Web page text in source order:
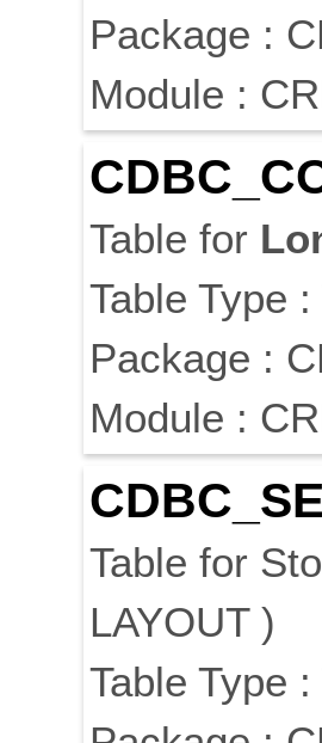
Package :
Module :
Table for
Table Type
Package :
Module :
Table for
LAYOUT )
Table Type